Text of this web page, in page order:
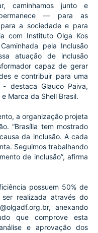
caminhamos junto e
— para as
a sociedade e para
com Instituto Olga Kos
pela Inclusão
atuação de inclusão
capaz de gerar
e contribuir para uma
destaca Glauco Paiva,
Marca da Shell Brasil.
a organização projeta
“Brasília tem mostrado
da inclusão. A cada
Seguimos trabalhando
de inclusão”, afirma
possuem 50% de
realizada através do
anexando
que comprove esta
e aprovação dos